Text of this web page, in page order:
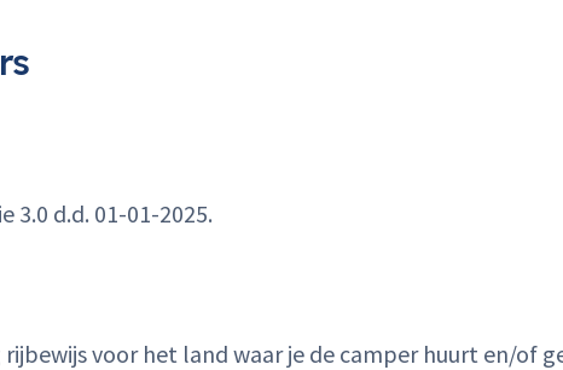
3.0 d.d. 01-01-2025.
voor het land waar je de camper huurt en/of